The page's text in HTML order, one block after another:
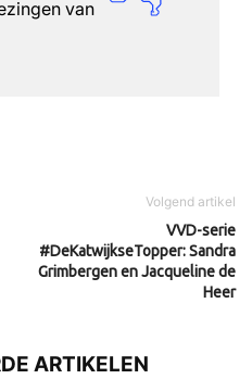
Volgend artikel
VVD-serie
#DeKatwijkseTopper: Sandra
Grimbergen en Jacqueline de
Heer
ARTIKELEN